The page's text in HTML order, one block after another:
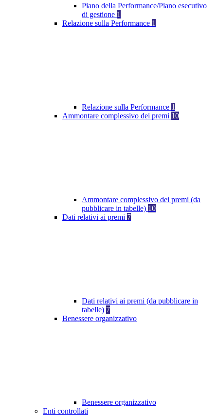
Piano della Performance/Piano esecutivo
di gestione 1
Relazione sulla Performance 1
Relazione sulla Performance 1
Ammontare complessivo dei premi 10
Ammontare complessivo dei premi (da
pubblicare in tabelle) 10
Dati relativi ai premi 7
Dati relativi ai premi (da pubblicare in
tabelle) 7
Benessere organizzativo
Benessere organizzativo
Enti controllati